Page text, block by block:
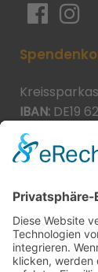
IBAN: DE19
BIC:
Spende
JETZT